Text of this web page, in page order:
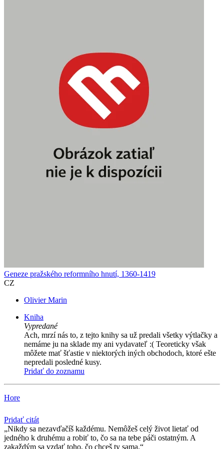
Geneze pražského reformního hnutí, 1360-1419
CZ
Olivier Marin
Kniha
Vypredané
Ach, mrzí nás to, z tejto knihy sa už predali všetky výtlačky a
nemáme ju na sklade my ani vydavateľ :( Teoreticky však
môžete mať šťastie v niektorých iných obchodoch, ktoré ešte
nepredali posledné kusy.
Pridať do zoznamu
Hore
Pridať citát
Nikdy sa nezavďačíš každému. Nemôžeš celý život lietať od
jedného k druhému a robiť to, čo sa na tebe páči ostatným. A
zakaždým sa vzdať toho, čo chceš ty sama.